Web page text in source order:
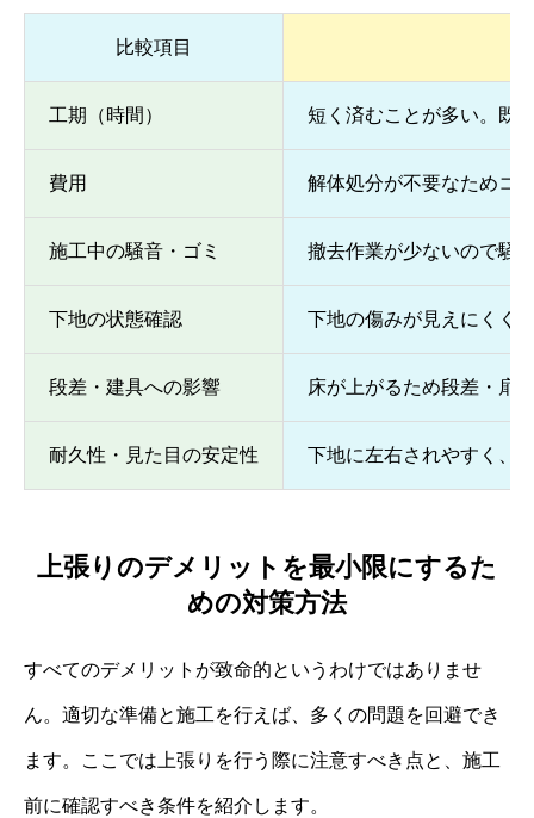
比較項目
工期（時間） 短く済むことが多い。既
費用 解体処分が不要なためコ
施工中の騒音・ゴミ 撤去作業が少ないので騒
下地の状態確認 下地の傷みが見えにくく
段差・建具への影響 床が上がるため段差・扉
耐久性・見た目の安定性 下地に左右されやすく、
上張りのデメリットを最小限にするた
めの対策方法
すべてのデメリットが致命的というわけではありませ
ん。適切な準備と施工を行えば、多くの問題を回避でき
ます。ここでは上張りを行う際に注意すべき点と、施工
前に確認すべき条件を紹介します。